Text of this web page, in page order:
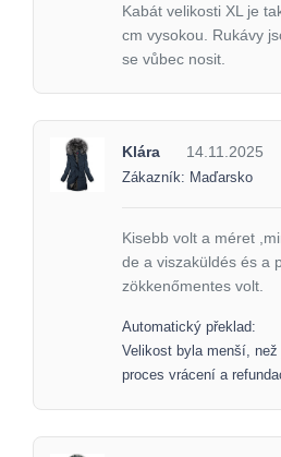
Kabát velikosti XL je
cm vysokou. Rukávy
se vůbec nosit.
Klára 14.11.2025
Zákazník: Maďarsko
Kisebb volt a méret
de a viszaküldés és a
zökkenőmentes volt.
Automatický překlad:
Velikost byla menší,
proces vrácení a